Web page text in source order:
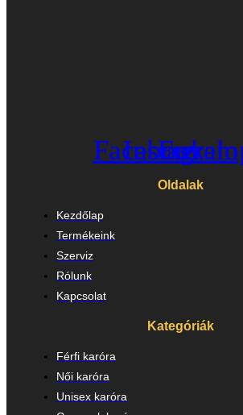
Facebook
Instagram
Oldalak
Kezdőlap
Termékeink
Szerviz
Rólunk
Kapcsolat
Kategóriák
Férfi karóra
Női karóra
Unisex karóra